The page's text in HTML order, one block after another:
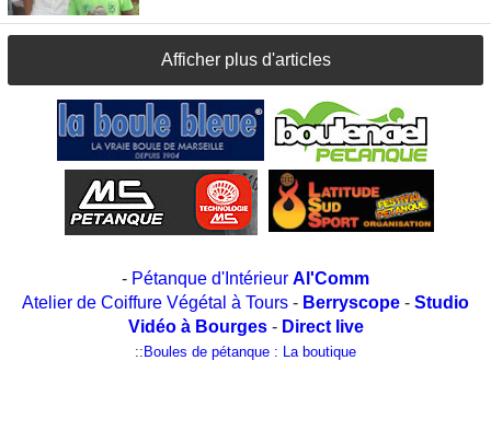
Afficher plus d'articles
- Pétanque d'Intérieur Al'Comm
Atelier de Coiffure Végétal à Tours - Berryscope - Studio
Vidéo à Bourges- Direct live
:: Boules de pétanque : La boutique